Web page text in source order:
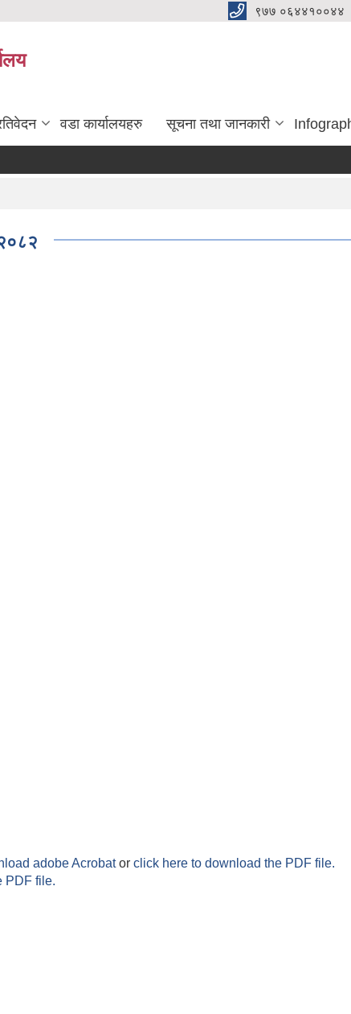
९७७ ०६४४१००४४
वडा कार्यालयहरु सूचना तथा जानकारी
adobe Acrobator click here to download the PDF file.
PDF file.